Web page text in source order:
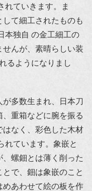
れていきます。ま
て細工されたものも
本独自 の金工細工の
んが、素晴らしい装
るようになりまし
多数生まれ、日本刀
、重箱などに腕を振る
なく、彩色した木材
れています。象嵌と
、螺鈿とは薄く削った
で、鈿は象嵌のこと
あわせて絵の板を作